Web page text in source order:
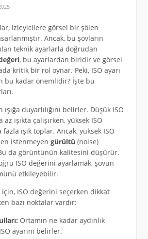
izleyicilere görsel bir şölen
Ancak, bu şovların
teknik ayarlarla doğrudan
, bu ayarlardan biridir ve görsel
kritik bir rol oynar. Peki, ISO ayarı
bu kadar önemlidir? İşte bu
ışığa duyarlılığını belirler. Düşük ISO
ışıkta çalışırken, yüksek ISO
ışık toplar. Ancak, yüksek ISO
istenmeyen gürültü (noise)
da görüntünün kalitesini düşürür.
ISO değerini ayarlamak, şovun
etkileyebilir.
ISO değerini seçerken dikkat
bazı noktalar vardır:
Ortamın ne kadar aydınlık
ayarını belirler.